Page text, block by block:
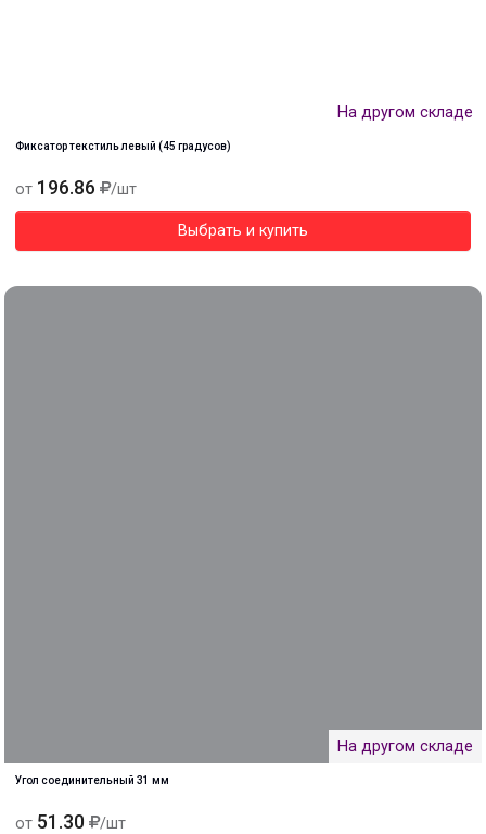
На другом складе
Фиксатор текстиль левый (45 градусов)
от 196.86 /шт
Выбрать и купить
На другом складе
Угол соединительный 31 мм
от 51.30 /шт